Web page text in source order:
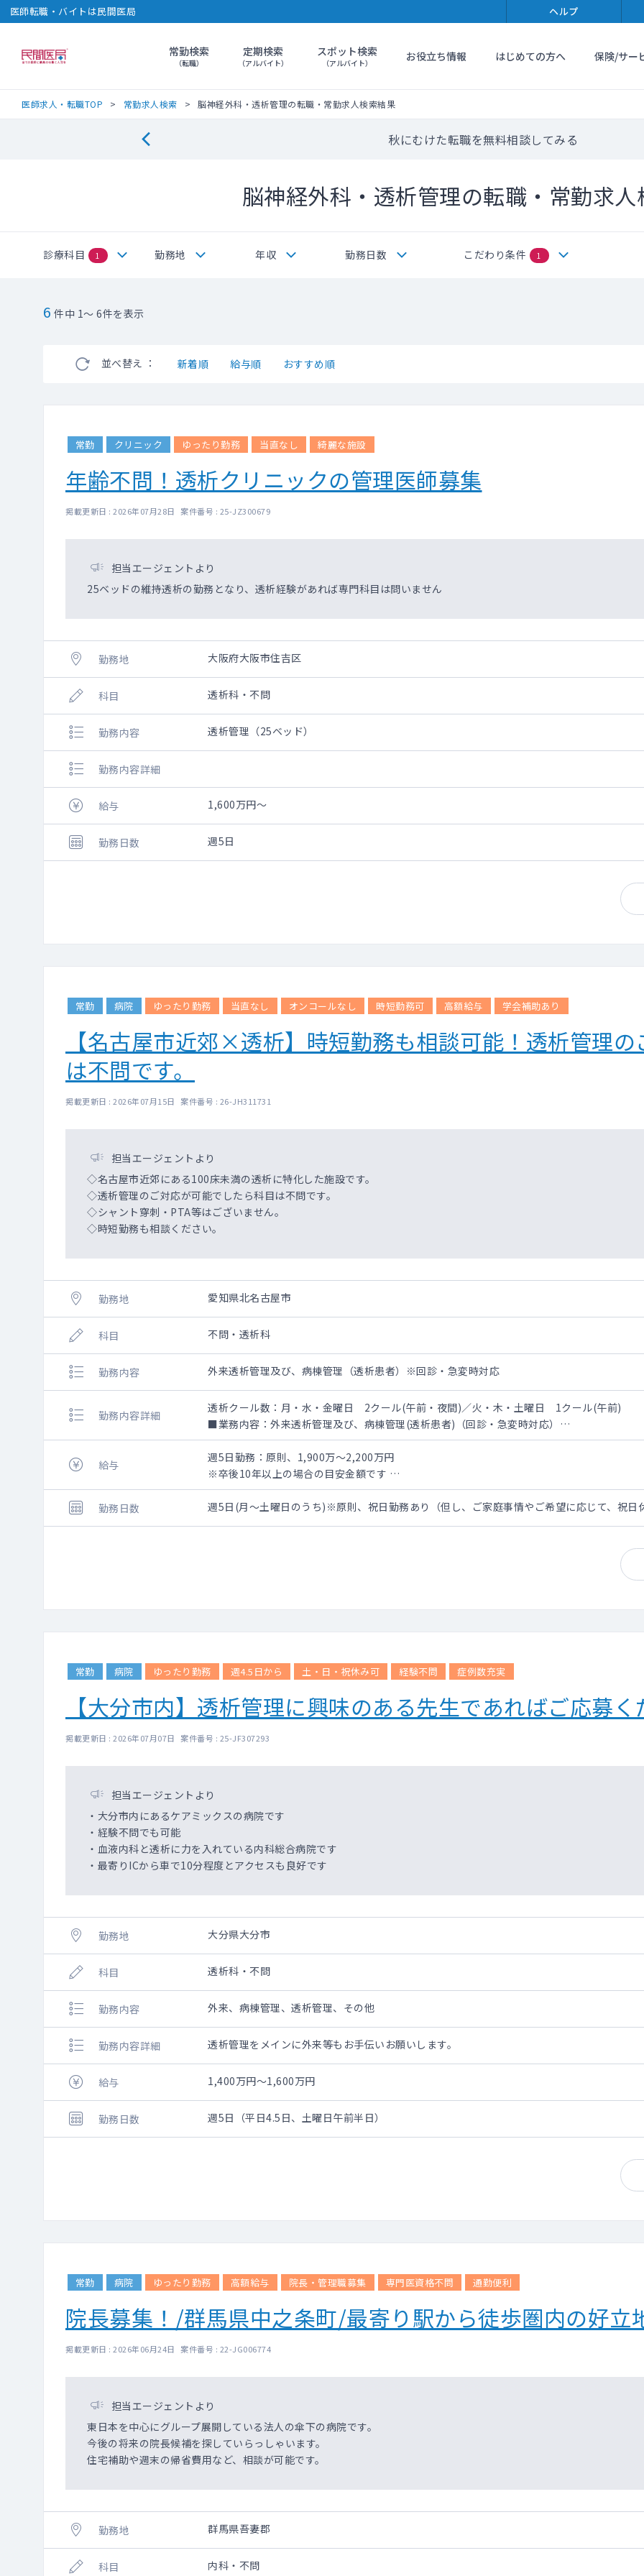
医師転職・バイトは民間医局 ヘルプ
民間医局常勤検索
（転職）
定期検索
（アルバイト）
スポット検索
（アルバイト） お役立ち情報 はじめての方へ 保険/サー
医師求人・転職TOP 常勤求人検索 脳神経外科・透析管理の転職・常勤求人検索結果
秋にむけた転職を無料相談してみる
脳神経外科・透析管理の転職・常勤求
診療科目 1 勤務地 年収 勤務日数 こだわり条件 1
6 件中 1～ 6件を表示
並べ替え ： 新着順 給与順 おすすめ順
常勤 クリニック ゆったり勤務 当直なし 綺麗な施設
年齢不問！透析クリニックの管理医師募集
掲載更新日 : 2026年07月28日 案件番号 : 25-JZ300679
担当エージェントより
25ベッドの維持透析の勤務となり、透析経験があれば専門科目は問いません
勤務地 大阪府大阪市住吉区
科目 透析科・不問
勤務内容 透析管理（25ベッド）
勤務内容詳細
給与 1,600万円～
勤務日数 週5日
常勤 病院 ゆったり勤務 当直なし オンコールなし 時短勤務可 高額給与 学会補助あり
【名古屋市近郊×透析】時短勤務も相談可能！透析管理
は不問です。
掲載更新日 : 2026年07月15日 案件番号 : 26-JH311731
担当エージェントより
◇名古屋市近郊にある100床未満の透析に特化した施設です。
◇透析管理のご対応が可能でしたら科目は不問です。
◇シャント穿刺・PTA等はございません。
◇時短勤務も相談ください。
勤務地 愛知県北名古屋市
科目 不問・透析科
勤務内容 外来透析管理及び、病棟管理（透析患者）※回診・急変時対応
勤務内容詳細
透析クール数：月・水・金曜日 2クール(午前・夜間)／火・木・土曜日 1クール(午前)
■業務内容：外来透析管理及び、病棟管理(透析患者)（回診・急変時対応）
・月水金：月水金は午前と夜間の2クール
・火木土：午前の1クールのみ
・入院透析管理：最大100人（100床）
・夜間透析の実施：有(月水金) ※最終透析開始時刻：18:30/最終透析終了時刻：22:30
※腹膜透析の実施：有
給与
週5日勤務：原則、1,900万～2,200万円
※卒後10年以上の場合の目安金額です
※個々の詳細金額は、面談を経たうえでの人物評価、スキル、勤務条件による
勤務日数
週5日(月～土曜日のうち)※原則、祝日勤務あり（但し、ご家庭事情やご希望に応じて、祝日
常勤 病院 ゆったり勤務 週4.5日から 土・日・祝休み可 経験不問 症例数充実
【大分市内】透析管理に興味のある先生であればご応募
掲載更新日 : 2026年07月07日 案件番号 : 25-JF307293
担当エージェントより
・大分市内にあるケアミックスの病院です
・経験不問でも可能
・血液内科と透析に力を入れている内科総合病院です
・最寄りICから車で10分程度とアクセスも良好です
勤務地 大分県大分市
科目 透析科・不問
勤務内容 外来、病棟管理、透析管理、その他
勤務内容詳細 透析管理をメインに外来等もお手伝いお願いします。
給与 1,400万円～1,600万円
勤務日数 週5日（平日4.5日、土曜日午前半日）
常勤 病院 ゆったり勤務 高額給与 院長・管理職募集 専門医資格不問 通勤便利
院長募集！/群馬県中之条町/最寄り駅から徒歩圏内の好立
掲載更新日 : 2026年06月24日 案件番号 : 22-JG006774
担当エージェントより
東日本を中心にグループ展開している法人の傘下の病院です。
今後の将来の院長候補を探していらっしゃいます。
住宅補助や週末の帰省費用など、相談が可能です。
勤務地 群馬県吾妻郡
科目 内科・不問